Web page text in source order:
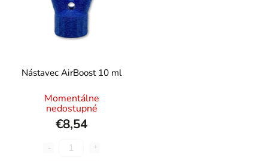
Abecedne
Nástavec AirBoost 10 ml
Momentálne
nedostupné
€8,54